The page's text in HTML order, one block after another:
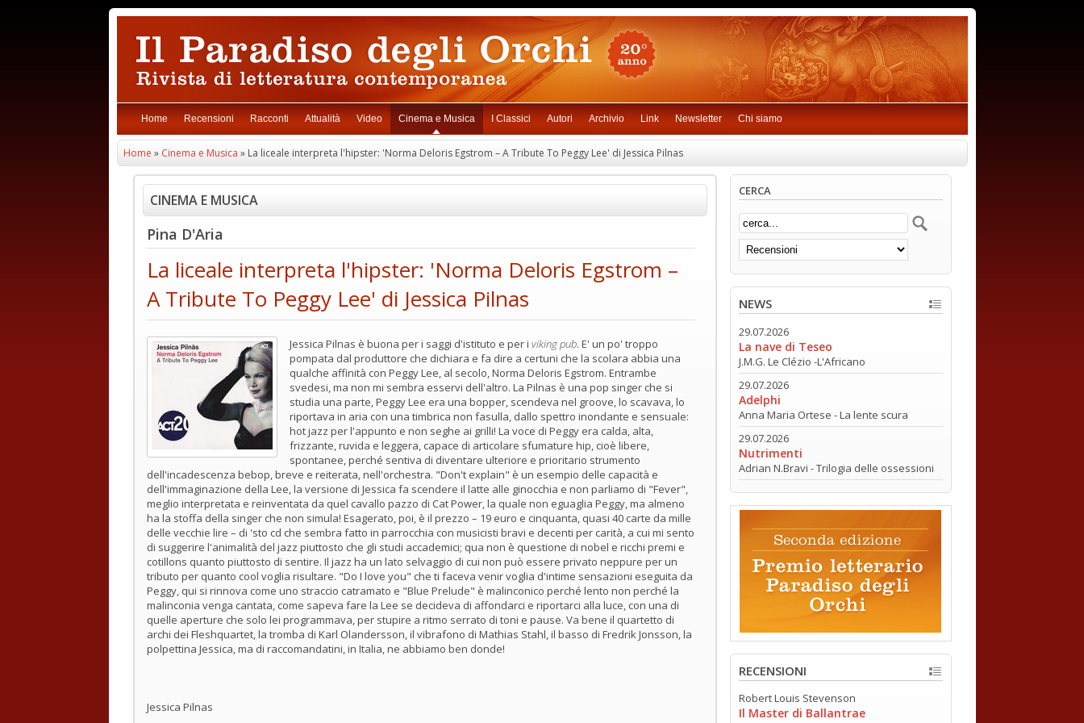
Home Recensioni Racconti Attualità Video Cinema e Musica I Classici Autori Archivio Link Newsletter Chi siamo
Home » Cinema e Musica » La liceale interpreta l'hipster: 'Norma Deloris Egstrom – A Tribute To Peggy Lee' di Jessica Pilnas
CINEMA E MUSICA
Pina D'Aria
La liceale interpreta l'hipster: 'Norma Deloris Egstrom –
A Tribute To Peggy Lee' di Jessica Pilnas
Jessica Pilnas è buona per i saggi d'istituto e per i viking pub. E' un po' troppo
pompata dal produttore che dichiara e fa dire a certuni che la scolara abbia una
qualche affinità con Peggy Lee, al secolo, Norma Deloris Egstrom. Entrambe
svedesi, ma non mi sembra esservi dell'altro. La Pilnas è una pop singer che si
studia una parte, Peggy Lee era una bopper, scendeva nel groove, lo scavava, lo
riportava in aria con una timbrica non fasulla, dallo spettro inondante e sensuale:
hot jazz per l'appunto e non seghe ai grilli! La voce di Peggy era calda, alta,
frizzante, ruvida e leggera, capace di articolare sfumature hip, cioè libere,
spontanee, perché sentiva di diventare ulteriore e prioritario strumento
dell'incadescenza bebop, breve e reiterata, nell'orchestra. "Don't explain" è un esempio delle capacità e
dell'immaginazione della Lee, la versione di Jessica fa scendere il latte alle ginocchia e non parliamo di "Fever",
meglio interpretata e reinventata da quel cavallo pazzo di Cat Power, la quale non eguaglia Peggy, ma almeno
ha la stoffa della singer che non simula! Esagerato, poi, è il prezzo – 19 euro e cinquanta, quasi 40 carte da mille
delle vecchie lire – di 'sto cd che sembra fatto in parrocchia con musicisti bravi e decenti per carità, a cui mi sento
di suggerire l'animalità del jazz piuttosto che gli studi accademici; qua non è questione di nobel e ricchi premi e
cotillons quanto piuttosto di sentire. Il jazz ha un lato selvaggio di cui non può essere privato neppure per un
tributo per quanto cool voglia risultare. "Do I love you" che ti faceva venir voglia d'intime sensazioni eseguita da
Peggy, qui si rinnova come uno straccio catramato e "Blue Prelude" è malinconico perché lento non perché la
malinconia venga cantata, come sapeva fare la Lee se decideva di affondarci e riportarci alla luce, con una di
quelle aperture che solo lei programmava, per stupire a ritmo serrato di toni e pause. Va bene il quartetto di
archi dei Fleshquartet, la tromba di Karl Olandersson, il vibrafono di Mathias Stahl, il basso di Fredrik Jonsson, la
polpettina Jessica, ma di raccomandatini, in Italia, ne abbiamo ben donde!
Jessica Pilnas
CERCA
NEWS
29.07.2026
La nave di Teseo
J.M.G. Le Clézio -L'Africano
29.07.2026
Adelphi
Anna Maria Ortese - La lente scura
29.07.2026
Nutrimenti
Adrian N.Bravi - Trilogia delle ossessioni
RECENSIONI
Robert Louis Stevenson
Il Master di Ballantrae